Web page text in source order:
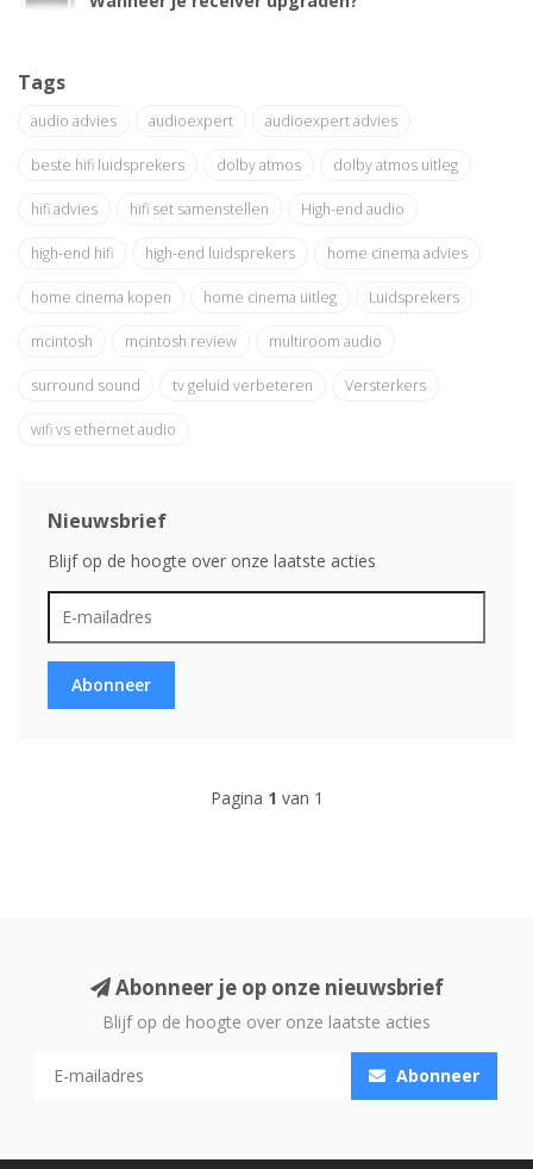
Tags
audio advies audioexpert audioexpert advies
beste hifi luidsprekers dolby atmos dolby atmos uitleg
hifi advies hifi set samenstellen High-end audio
high-end hifi high-end luidsprekers home cinema advies
home cinema kopen home cinema uitleg Luidsprekers
mcintosh mcintosh review multiroom audio
surround sound tv geluid verbeteren Versterkers
wifi vs ethernet audio
Nieuwsbrief
Blijf op de hoogte over onze laatste acties
Abonneer
Pagina 1 van 1
Abonneer je op onze nieuwsbrief
Blijf op de hoogte over onze laatste acties
Abonneer